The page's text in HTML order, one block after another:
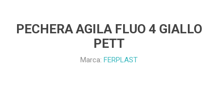
PECHERA AGILA FLUO 4 GIALLO
PETT
Marca: FERPLAST